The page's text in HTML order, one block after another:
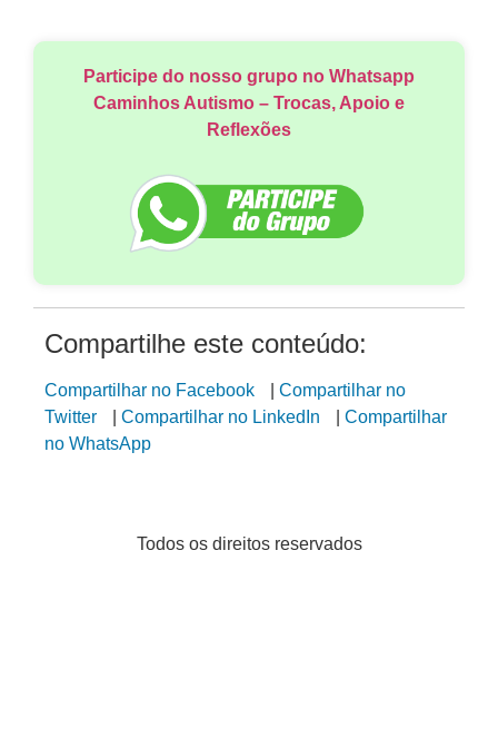
Participe do nosso grupo no Whatsapp
Caminhos Autismo – Trocas, Apoio e
Reflexões
Compartilhe este conteúdo:
Compartilhar no Facebook
Compartilhar no
Twitter
Compartilhar no LinkedIn
Compartilhar
no WhatsApp
Todos os direitos reservados